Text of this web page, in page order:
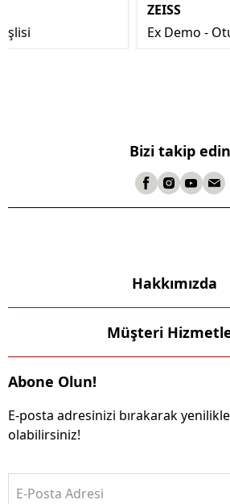
ZEISS
Ex Demo -
Bizi takip edin
Hakkımızda
Müşteri
Abone Olun!
E-posta adresinizi bırakarak
olabilirsiniz!
E-Posta Adresi